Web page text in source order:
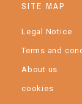
SITE MAP
Legal Notice
Terms and
About us
cookies